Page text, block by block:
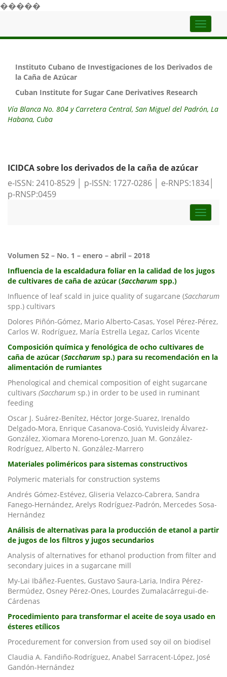
�����
Top
Instituto Cubano de Investigaciones de los Derivados de
la Caña de Azúcar
Cuban Institute for Sugar Cane Derivatives Research
Vía Blanca No. 804 y Carretera Central, San Miguel del Padrón, La
Habana, Cuba
ICIDCA sobre los derivados de la caña de azúcar
e-ISSN: 2410-8529 │ p-ISSN: 1727-0286 │ e-RNPS:1834│
p-RNSP:0459
Toggle
Volumen 52 – No. 1 – enero – abril – 2018
Influencia de la escaldadura foliar en la calidad de los jugos
de cultivares de caña de azúcar (Saccharum spp.)
Influence of leaf scald in juice quality of sugarcane (Saccharum
spp.) cultivars
Dolores Piñón-Gómez, Mario Alberto-Casas, Yosel Pérez-Pérez,
Carlos W. Rodríguez, María Estrella Legaz, Carlos Vicente
Composición química y fenológica de ocho cultivares de
caña de azúcar (Saccharum sp.) para su recomendación en la
alimentación de rumiantes
Phenological and chemical composition of eight sugarcane
cultivars (Saccharum sp.) in order to be used in ruminant
feeding
Oscar J. Suárez-Benítez, Héctor Jorge-Suarez, Irenaldo
Delgado-Mora, Enrique Casanova-Cosió, Yuvisleidy Álvarez-
González, Xiomara Moreno-Lorenzo, Juan M. González-
Rodríguez, Alberto N. González-Marrero
Materiales poliméricos para sistemas constructivos
Polymeric materials for construction systems
Andrés Gómez-Estévez, Gliseria Velazco-Cabrera, Sandra
Fanego-Hernández, Arelys Rodríguez-Padrón, Mercedes Sosa-
Hernández
Análisis de alternativas para la producción de etanol a partir
de jugos de los filtros y jugos secundarios
Analysis of alternatives for ethanol production from filter and
secondary juices in a sugarcane mill
My-Lai Ibáñez-Fuentes, Gustavo Saura-Laria, Indira Pérez-
Bermúdez, Osney Pérez-Ones, Lourdes Zumalacárregui-de-
Cárdenas
Procedimiento para transformar el aceite de soya usado en
ésteres etílicos
Procedurement for conversion from used soy oil on biodisel
Claudia A. Fandiño-Rodríguez, Anabel Sarracent-López, José
Gandón-Hernández